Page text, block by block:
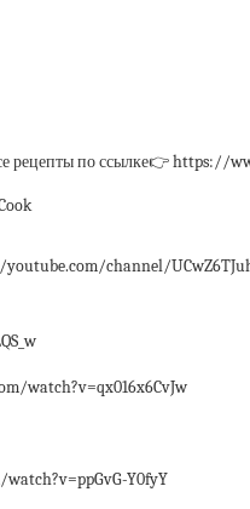
по ссылке👉 https://
channel/
watch?v=qx016x6CvJw
Y0fyY